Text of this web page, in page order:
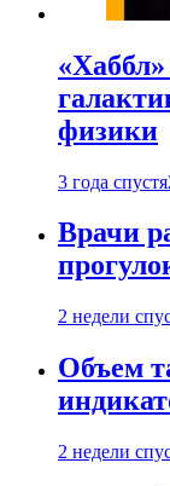
физики
3 года спустя
Врачи
2 недели
Объем
2 недели